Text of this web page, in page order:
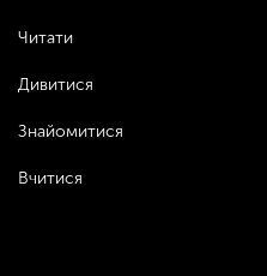
Читати
Дивитися
Знайомитися
Вчитися